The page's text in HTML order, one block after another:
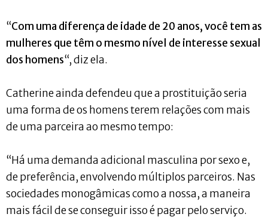
“Com uma diferença de idade de 20 anos, você tem as
mulheres que têm o mesmo nível de interesse sexual
dos homens“, diz ela.
Catherine ainda defendeu que a prostituição seria
uma forma de os homens terem relações com mais
de uma parceira ao mesmo tempo:
“Há uma demanda adicional masculina por sexo e,
de preferência, envolvendo múltiplos parceiros. Nas
sociedades monogâmicas como a nossa, a maneira
mais fácil de se conseguir isso é pagar pelo serviço.